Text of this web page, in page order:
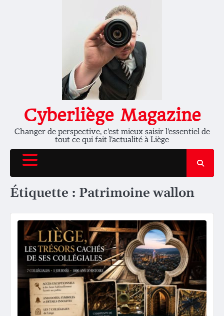
Cyberliège Magazine
Changer de perspective, c'est mieux saisir l'essentiel de
tout ce qui fait l'actualité à Liège
Étiquette : Patrimoine wallon